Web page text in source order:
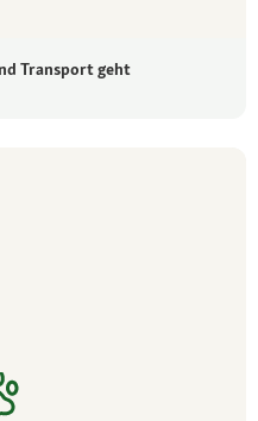
Transport geht